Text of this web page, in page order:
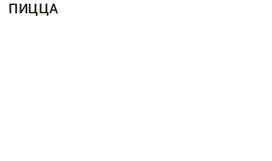
ПИЦЦА